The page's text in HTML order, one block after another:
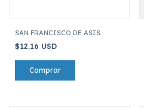
SAN FRANCISCO DE ASIS
$12.16 USD